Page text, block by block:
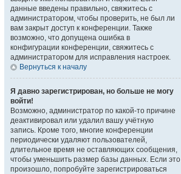
данные введены правильно, свяжитесь с
администратором, чтобы проверить, не был ли
вам закрыт доступ к конференции. Также
возможно, что допущена ошибка в
конфигурации конференции, свяжитесь с
администратором для исправления настроек.
Вернуться к началу
Я давно зарегистрирован, но больше не могу
войти!
Возможно, администратор по какой-то причине
деактивировал или удалил вашу учётную
запись. Кроме того, многие конференции
периодически удаляют пользователей,
длительное время не оставляющих сообщения,
чтобы уменьшить размер базы данных. Если это
произошло, попробуйте зарегистрироваться